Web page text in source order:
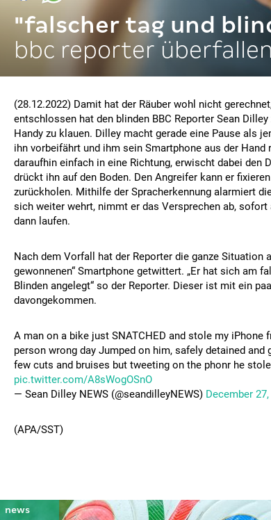
"falscher tag und
bbc reporter überfallen
(28.12.2022) Damit hat der Räuber wohl nicht
entschlossen hat den blinden BBC Reporter Sean
Handy zu klauen. Dilley macht gerade eine Pause als
ihn vorbeifährt und ihm sein Smartphone aus der
daraufhin einfach in eine Richtung, erwischt dabei den
drückt ihn auf den Boden. Den Angreifer kann er
zurückholen. Mithilfe der Spracherkennung alarmiert
sich weiter wehrt, nimmt er das Versprechen ab, sofort
dann laufen.
Nach dem Vorfall hat der Reporter die ganze Situation
gewonnenen“ Smartphone getwittert. „Er hat sich am
Blinden angelegt“ so der Reporter. Dieser ist mit ein
davongekommen.
A man on a bike just SNATCHED and stole my iPhone
person wrong day Jumped on him, safely detained
few cuts and bruises but tweeting on the phonr he
pic.twitter.com/A8sWogOSnO
— Sean Dilley NEWS (@seandilleyNEWS) December
(APA/SST)